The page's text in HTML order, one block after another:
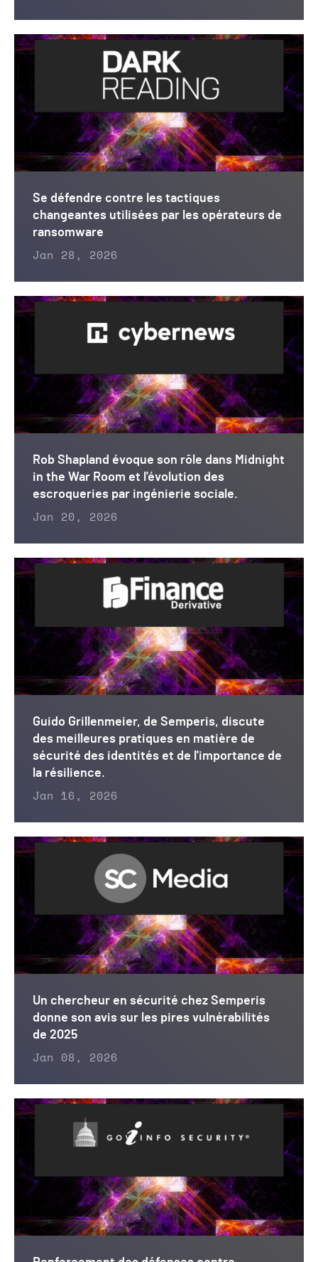
Se défendre contre les tactiques
changeantes utilisées par les opérateurs de
ransomware
Jan 28, 2026
Rob Shapland évoque son rôle dans Midnight
in the War Room et l'évolution des
escroqueries par ingénierie sociale.
Jan 20, 2026
Guido Grillenmeier, de Semperis, discute
des meilleures pratiques en matière de
sécurité des identités et de l'importance de
la résilience.
Jan 16, 2026
Un chercheur en sécurité chez Semperis
donne son avis sur les pires vulnérabilités
de 2025
Jan 08, 2026